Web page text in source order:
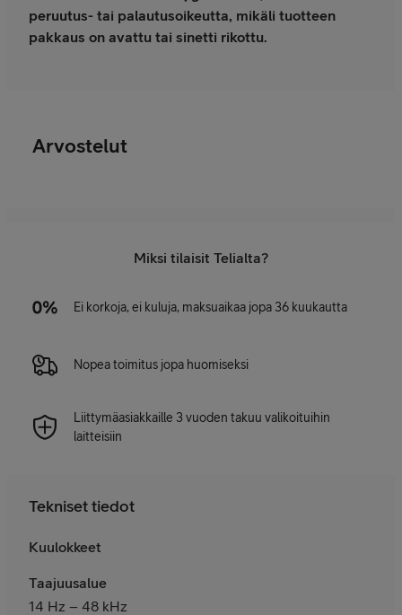
peruutus- tai palautusoikeutta, mikäli tuotteen
pakkaus on avattu tai sinetti rikottu.
Arvostelut
Miksi tilaisit Telialta?
Ei korkoja, ei kuluja, maksuaikaa jopa 36 kuukautta
Nopea toimitus jopa huomiseksi
Liittymäasiakkaille 3 vuoden takuu valikoituihin
laitteisiin
Tekniset tiedot
Kuulokkeet
Taajuusalue
14 Hz – 48 kHz